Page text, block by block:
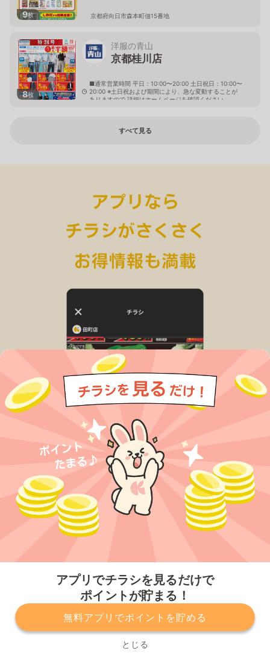
アプリでチラシを見るだけで
ポイントが貯まる！
無料アプリでポイントを貯める
とじる
9枚 京都府向日市森本町佃15番地
8枚
洋服の青山
京都桂川店
■通常営業時間 平日：10:00〜20:00 土日祝日：10:00〜
20:00 ※土日祝および期間により、急な変動することが
ありますので 詳細はホームページを確認ください
すべて見る
プライバシーポリシー 利用規約
運営会社
サービスに関してのお問い合わせ